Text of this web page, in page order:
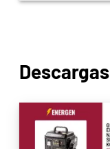
Descargas